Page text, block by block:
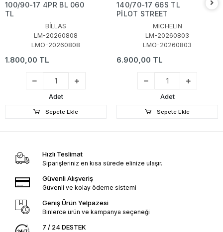
100/90-17 4PR BL 060
TL
BİLLAS
LM-20260808
LMO-20260808
1.800,00 TL
Adet
Sepete Ekle
140/70-17 66S TL
PİLOT STREET
MICHELIN
LM-20260803
LMO-20260803
6.900,00 TL
Adet
Sepete Ekle
Hızlı Teslimat
Siparişleriniz en kısa sürede elinize ulaşır.
Güvenli Alışveriş
Güvenli ve kolay ödeme sistemi
Geniş Ürün Yelpazesi
Binlerce ürün ve kampanya seçeneği
7 / 24 DESTEK